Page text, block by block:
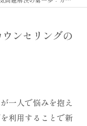
ンセリングの
一人で悩みを抱え
利用することで新